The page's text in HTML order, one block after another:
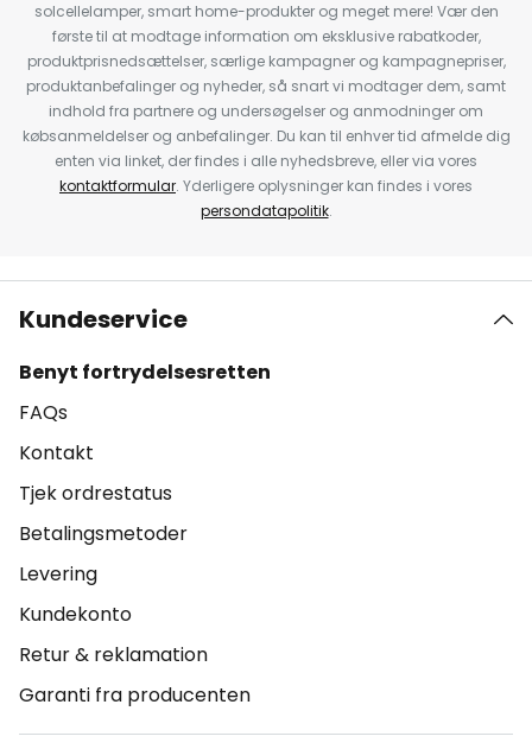
solcellelamper, smart home-produkter og meget mere! Vær den
første til at modtage information om eksklusive rabatkoder,
produktprisnedsættelser, særlige kampagner og kampagnepriser,
produktanbefalinger og nyheder, så snart vi modtager dem, samt
indhold fra partnere og undersøgelser og anmodninger om
købsanmeldelser og anbefalinger. Du kan til enhver tid afmelde dig
enten via linket, der findes i alle nyhedsbreve, eller via vores
kontaktformular. Yderligere oplysninger kan findes i vores
persondatapolitik.
Kundeservice
Benyt fortrydelsesretten
FAQs
Kontakt
Tjek ordrestatus
Betalingsmetoder
Levering
Kundekonto
Retur & reklamation
Garanti fra producenten